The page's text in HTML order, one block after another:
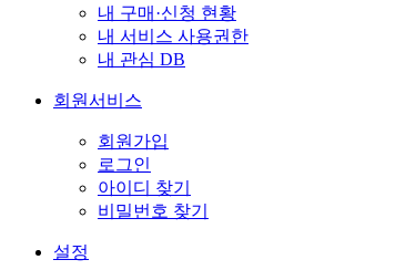
내 구매·신청 현황
내 서비스 사용권한
내 관심 DB
회원서비스
회원가입
로그인
아이디 찾기
비밀번호 찾기
설정